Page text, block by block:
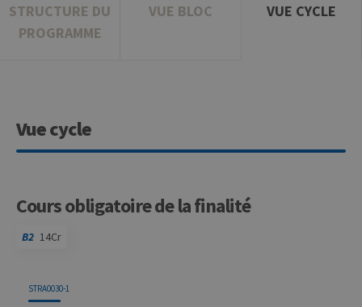
STRUCTURE DU
PROGRAMME
VUE BLOC VUE CYCLE
Vue cycle
Cours obligatoire de la finalité
B2 14Cr
STRA0030-1